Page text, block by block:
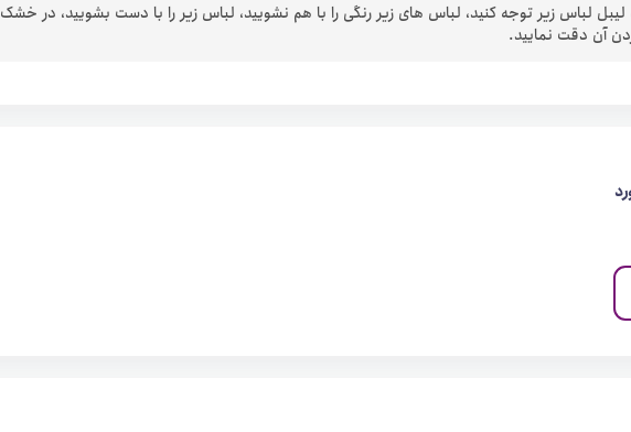
لیبل لباس زیر توجه کنید، لباس های زیر رنگی را با هم نشویید، لباس زیر را با دست بشویید، در خشک
آن دقت نمایید.